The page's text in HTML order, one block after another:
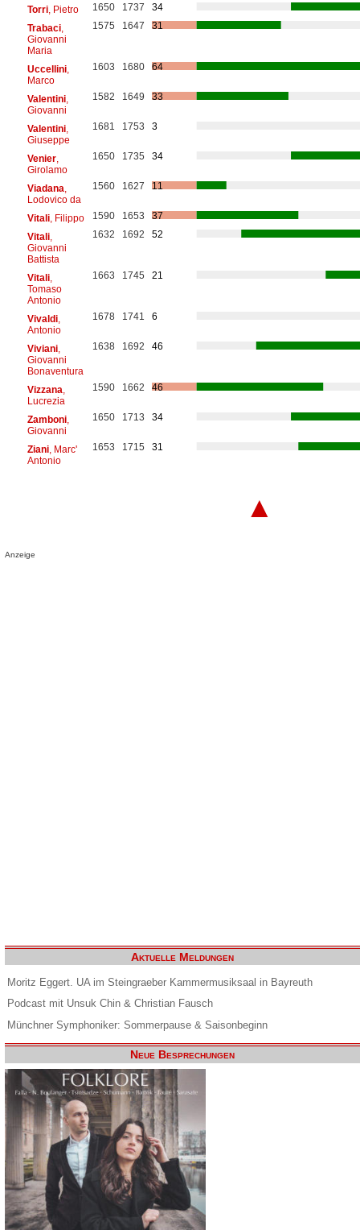
Torri, Pietro 1650 1737
34
Trabaci,
Giovanni
Maria
1575 1647 31
Uccellini,
Marco
1603 1680 64
Valentini,
Giovanni
1582 1649 33
Valentini,
Giuseppe
1681 1753 3
Venier,
Girolamo
1650 1735 34
Viadana
Lodovico da
1560 1627 11
Vitali, Filippo 1590 1653
37
Vitali,
Giovanni
Battista
1632 1692 52
Vitali,
Tomaso
Antonio
1663 1745 21
Vivaldi,
Antonio
1678 1741 6
Viviani,
Giovanni
Bonaventura
1638 1692 46
Vizzana
Lucrezia
1590 1662 46
Zamboni,
Giovanni
1650 1713 34
Ziani, Marc'
Antonio
1653 1715 31
▲
Anzeige
Aktuelle Meldungen
Moritz Eggert. UA im Steingraeber Kammermusiksaal in Bayreuth
Podcast mit Unsuk Chin & Christian Fausch
Münchner Symphoniker: Sommerpause & Saisonbeginn
Neue Besprechungen